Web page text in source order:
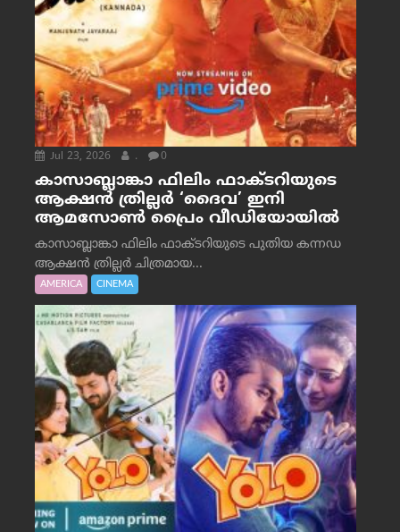
Jul 23, 2026 . 0
കാസാബ്ലാങ്കാ ഫിലിം ഫാക്ടറിയുടെ
ആക്ഷൻ ത്രില്ലർ ‘ദൈവ’ ഇനി
ആമസോൺ പ്രൈം വീഡിയോയിൽ
കാസാബ്ലാങ്കാ ഫിലിം ഫാക്ടറിയുടെ പുതിയ കന്നഡ
ആക്ഷൻ ത്രില്ലർ ചിത്രമായ...
AMERICA CINEMA